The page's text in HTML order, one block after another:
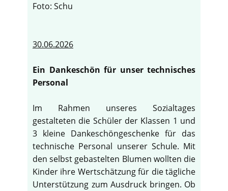
Foto: Schu
30.06.2026
Ein Dankeschön für unser technisches
Personal
Im Rahmen unseres Sozialtages
gestalteten die Schüler der Klassen 1 und
3 kleine Dankeschöngeschenke für das
technische Personal unserer Schule. Mit
den selbst gebastelten Blumen wollten die
Kinder ihre Wertschätzung für die tägliche
Unterstützung zum Ausdruck bringen. Ob